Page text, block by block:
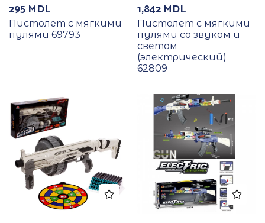
295 MDL
Пистолет с мягкими
пулями 69793
1,842 MDL
Пистолет с мягкими
пулями со звуком и
светом
(электрический)
62809